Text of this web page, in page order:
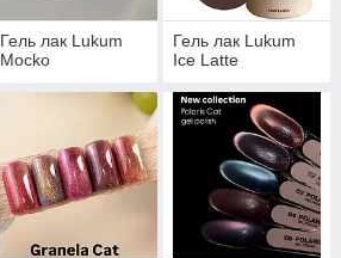
Гель лак Lukum
Mocko
Гель лак Lukum
Ice Latte